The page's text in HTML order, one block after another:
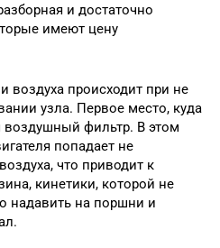
и достаточно
имеют цену
воздуха происходит при не
узла. Первое место, куда
воздушный фильтр. В этом
попадает не
что приводит к
кинетики, которой не
надавить на поршни и